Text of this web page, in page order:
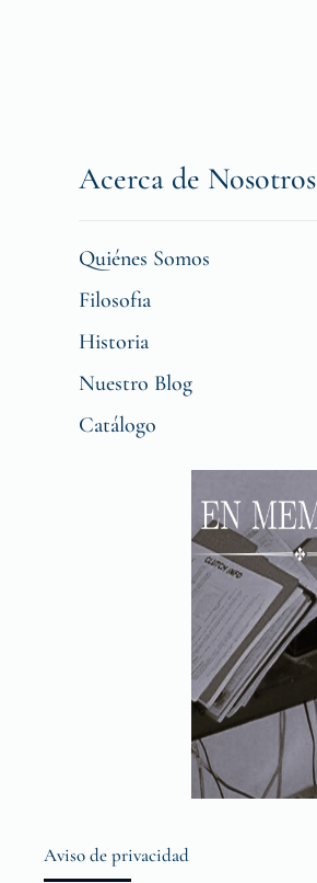
Acerca de Nosotros
Quiénes Somos
Filosofia
Historia
Nuestro Blog
Catálogo
Aviso de privacidad